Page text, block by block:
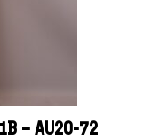
– AU20-72